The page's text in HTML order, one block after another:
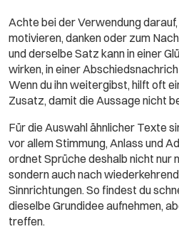
Achte bei der Verwendung
motivieren, danken oder zum
und derselbe Satz kann in einer
wirken, in einer
Wenn du ihn weitergibst, hilft oft
Zusatz, damit die Aussage nicht
Für die Auswahl ähnlicher Texte
vor allem Stimmung, Anlass und
ordnet Sprüche deshalb nicht nur
sondern auch nach
Sinnrichtungen. So findest du
dieselbe Grundidee aufnehmen,
treffen.